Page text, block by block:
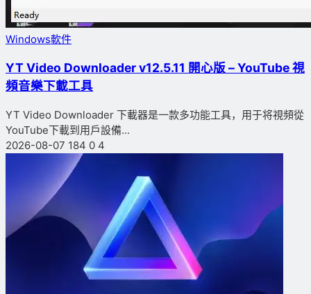
Windows軟件
YT Video Downloader v12.5.11 開心版 – YouTube 視
頻音樂下載工具
YT Video Downloader 下載器是一款多功能工具，用于将視頻從
YouTube下載到用戶設備...
2026-08-07 184 0 4